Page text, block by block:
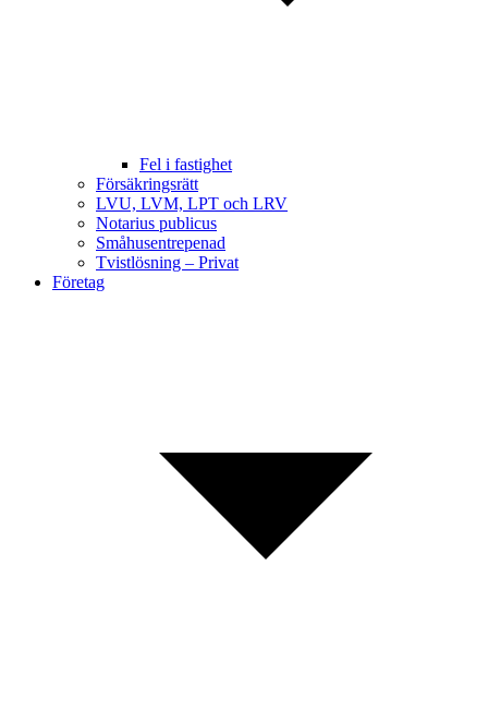
Fel i fastighet
Försäkringsrätt
LVU, LVM, LPT och LRV
Notarius publicus
Småhusentrepenad
Tvistlösning – Privat
Företag